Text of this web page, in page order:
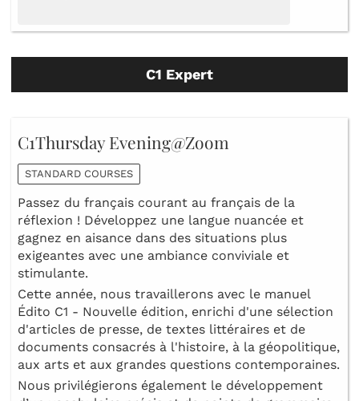
C1 Expert
C1Thursday Evening@Zoom
STANDARD COURSES
Passez du français courant au français de la
réflexion ! Développez une langue nuancée et
gagnez en aisance dans des situations plus
exigeantes avec une ambiance conviviale et
stimulante.
Cette année, nous travaillerons avec le manuel
Édito C1 - Nouvelle édition, enrichi d'une sélection
d'articles de presse, de textes littéraires et de
documents consacrés à l'histoire, à la géopolitique,
aux arts et aux grandes questions contemporaines.
Nous privilégierons également le développement